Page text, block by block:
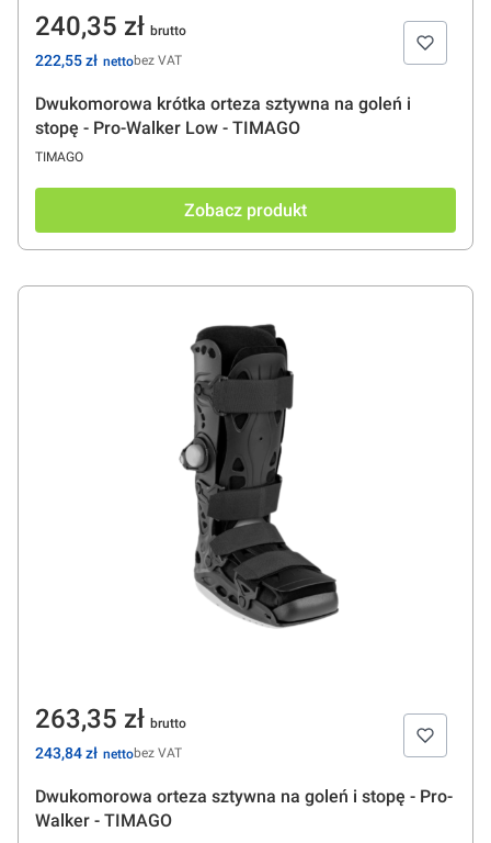
Dwukomorowa krótka orteza sztywna na goleń i
stopę - Pro-Walker Low - TIMAGO
PRODUCENT
TIMAGO
Cena
240,35 zł
Cena
222,55 zł bez VAT
Zobacz produkt
Dwukomorowa orteza sztywna na goleń i stopę - Pro-
Walker - TIMAGO
Cena
263,35 zł
Cena
243,84 zł bez VAT